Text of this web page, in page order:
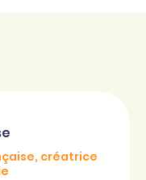
créatrice